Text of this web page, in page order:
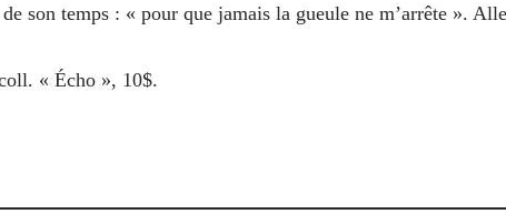
son temps : « pour que jamais la gueule ne m’arrête ».
« Écho », 10$.